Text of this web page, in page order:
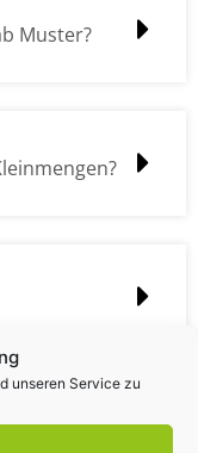
unseren Service zu
Muster?